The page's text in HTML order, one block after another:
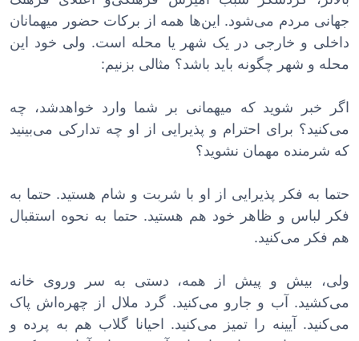
جهانی مردم می‌شود. این‌ها همه از برکات حضور میهمانان
داخلی و خارجی در یک شهر یا محله است. ولی خود این
محله و شهر چگونه باید باشد؟ مثالی بزنیم:
اگر خبر شوید که میهمانی بر شما وارد خواهدشد، چه
می‌کنید؟ برای احترام و پذیرایی از او چه تدارکی می‌بینید
که شرمنده مهمان نشوید؟
حتما به فکر پذیرایی از او با شربت و شام هستید. حتما به
فکر لباس و ظاهر خود هم هستید. حتما به نحوه استقبال
هم فکر می‌کنید.
ولی، بیش و پیش از همه، دستی به سر وروی خانه
می‌کشید. آب و جارو می‌کنید. گرد ملال از چهره‌اش پاک
می‌کنید. آیینه را تمیز می‌کنید. احیانا گلاب هم به پرده و